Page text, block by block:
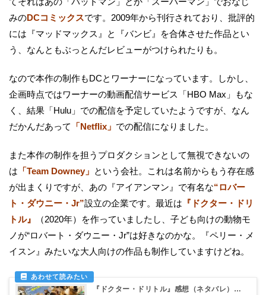
みのDCコミックスです。2009年から刊行されており、批評的
には『マッドマックス』と『バンビ』を合体させた作品とい
う、なんともぶっとんだレビューがつけられたりも。
なので本作の制作もDCとワーナーになっています。しかし、
企画時点ではワーナーの動画配信サービス「HBO Max」もな
く、結果「Hulu」での配信を予定していたようですが、なん
だかんだあって
「Netflix」 での配信になりました。
また本作の制作を担うプロダクションとして無視できないの
は 「Team Downey」 という会社。これは名前からもう存在感
が出まくりですが、あの『アイアンマン』で有名な“ロバー
ト・ダウニー・Jr”設立の企業です。最近は 『ドクター・ドリ
トル』
（2020年）を作っていましたし、子ども向けの動物モ
ノが“ロバート・ダウニー・Jr”は好きなのかな。『ペリー・メ
イスン』みたいな大人向けの作品も制作していますけどね。
『ドクター・ドリトル』感想（ネタバレ）…